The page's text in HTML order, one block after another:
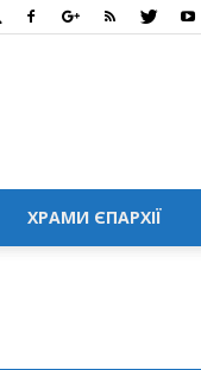
ХРАМИ ЄПАРХІЇ